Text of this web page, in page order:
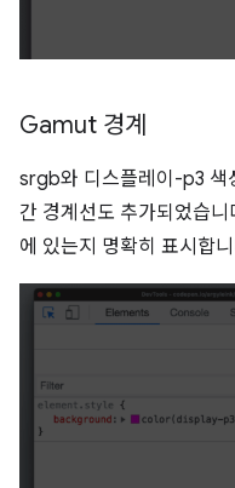
Gamut 경계
srgb와 디스플레이-p3 색
간 경계선도 추가되었습
에 있는지 명확히 표시합